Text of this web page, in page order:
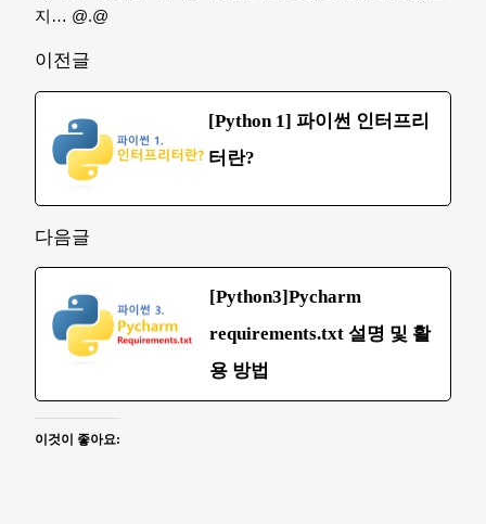
지… @.@
이전글
[Python 1] 파이썬 인터프리
터란?
다음글
[Python3]Pycharm
requirements.txt 설명 및 활
용 방법
이것이 좋아요: